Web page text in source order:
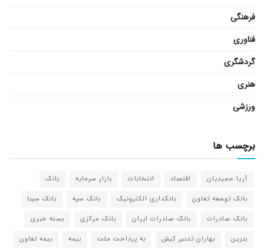
فرهنگی
فناوری
گردشگری
هنری
ورزشی
برچسب ها
آریا حمیدیان اقتصاد انتخابات بازار سرمایه
بانک
بانک توسعه تعاون
بانکداری الکترونیک بانک سپه
بانک سینا
بانک صادرات
بانک صادرات ایران بانک مرکزی
بسته خبری
بنزین
بهاران تدبیر کیش به پرداخت ملت بیمه
بیمه تعاون